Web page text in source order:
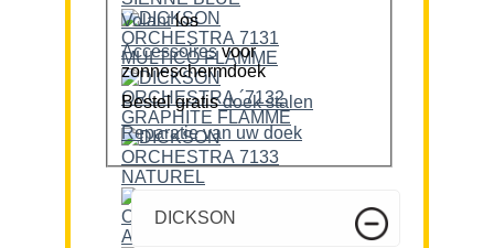
Volantlos
Accessoiresvoor
zonneschermdoek
Bestel gratis doek stalen
Reparatie van uw doek
DICKSON